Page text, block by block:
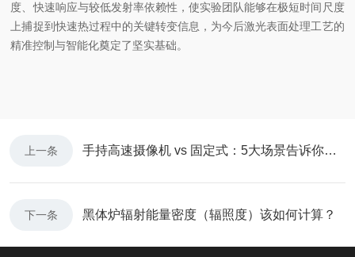
度、快速响应与较低发射率依赖性，使实验团队能够在极短时间尺度
上捕捉到快速热过程中的关键转变信息，为今后激光表面处理工艺的
精准控制与智能化奠定了坚实基础。
上一条 手持高速摄像机 vs 固定式：5大场景告诉你如何选型
下一条 黑体炉辐射能量密度（辐照度）该如何计算？